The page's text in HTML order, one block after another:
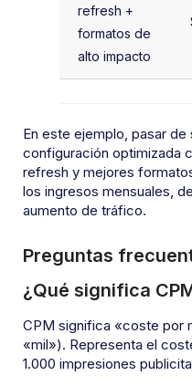
refresh +
formatos de
alto impacto
En este ejemplo, pasar de
configuración optimizada
refresh y mejores
los ingresos mensuales,
aumento de tráfico.
Preguntas
¿Qué significa
CPM significa «coste por
«mil»). Representa el
1.000 impresiones